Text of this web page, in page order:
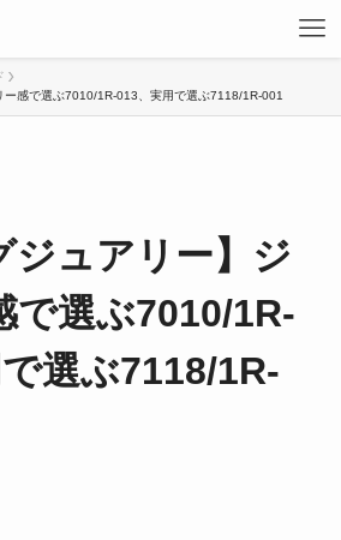
ー感で選ぶ7010/1R-013、実用で選ぶ7118/1R-001
ジュアリー】ジ
で選ぶ7010/1R-
選ぶ7118/1R-